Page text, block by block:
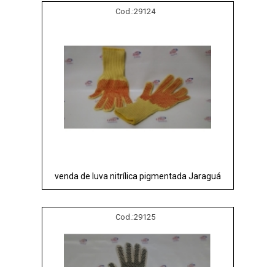
Cod.:29124
venda de luva nitrílica pigmentada Jaraguá
Cod.:29125